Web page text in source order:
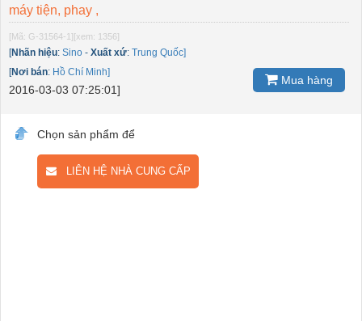
máy tiện, phay ,
[Mã: G-31564-1][xem: 1356]
[Nhãn hiệu: Sino - Xuất xứ: Trung Quốc]
[Nơi bán: Hồ Chí Minh]
2016-03-03 07:25:01]
Mua hàng
Chọn sản phẩm để
LIÊN HỆ NHÀ CUNG CẤP